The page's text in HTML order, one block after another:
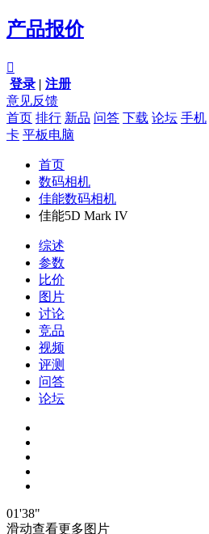
产品报价

登录 | 注册
意见反馈
首页 排行 新品 问答 下载 论坛 手机
卡 平板电脑
首页
数码相机
佳能数码相机
佳能5D Mark IV
综述
参数
比价
图片
讨论
竞品
视频
评测
问答
论坛
01'38"
滑动查看更多图片